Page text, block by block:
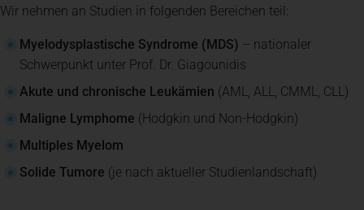
Wir nehmen an Studien in folgenden Bereichen teil:
Myelodysplastische Syndrome (MDS) – nationaler
Schwerpunkt unter Prof. Dr. Giagounidis
Akute und chronische Leukämien (AML, ALL, CMML, CLL)
Maligne Lymphome (Hodgkin und Non-Hodgkin)
Multiples Myelom
Solide Tumore (je nach aktueller Studienlandschaft)